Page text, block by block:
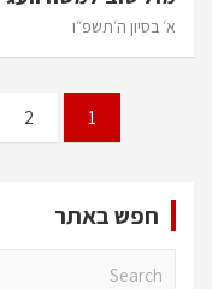
א׳ בסיון ה׳תשפ״ו
pagination
1
2
חפש באתר